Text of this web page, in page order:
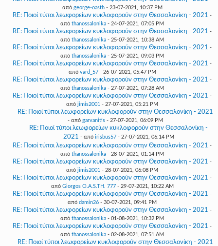
από george-oasth- 23-07-2021, 10:37 PM
RE: Ποιοί τύποι λεωφορείων κυκλοφορούν στην Θεσσαλονίκη - 2021 -
από thanossalonika - 24-07-2021, 07:05 PM
RE: Ποιοί τύποι λεωφορείων κυκλοφορούν στην Θεσσαλονίκη - 2021 -
από thanossalonika - 25-07-2021, 10:38 AM
RE: Ποιοί τύποι λεωφορείων κυκλοφορούν στην Θεσσαλονίκη - 2021 -
από thanossalonika - 25-07-2021, 09:03 PM
RE: Ποιοί τύποι λεωφορείων κυκλοφορούν στην Θεσσαλονίκη - 2021 -
από vard_57- 26-07-2021, 05:47 PM
RE: Ποιοί τύποι λεωφορείων κυκλοφορούν στην Θεσσαλονίκη - 2021 -
από thanossalonika - 27-07-2021, 07:28 AM
RE: Ποιοί τύποι λεωφορείων κυκλοφορούν στην Θεσσαλονίκη - 2021 -
από jimis2001 - 27-07-2021, 05:21 PM
RE: Ποιοί τύποι λεωφορείων κυκλοφορούν στην Θεσσαλονίκη - 2021
- από garvanitis - 27-07-2021, 06:09 PM
RE: Ποιοί τύποι λεωφορείων κυκλοφορούν στην Θεσσαλονίκη -
2021 - από irisbus57- 27-07-2021, 06:14 PM
RE: Ποιοί τύποι λεωφορείων κυκλοφορούν στην Θεσσαλονίκη - 2021 -
από thanossalonika - 28-07-2021, 01:14 PM
RE: Ποιοί τύποι λεωφορείων κυκλοφορούν στην Θεσσαλονίκη - 2021 -
από jimis2001 - 28-07-2021, 06:08 PM
RE: Ποιοί τύποι λεωφορείων κυκλοφορούν στην Θεσσαλονίκη - 2021 -
από Giorgos O.A.S.TH. 777- 29-07-2021, 10:22 AM
RE: Ποιοί τύποι λεωφορείων κυκλοφορούν στην Θεσσαλονίκη - 2021 -
από damin26 - 30-07-2021, 09:41 PM
RE: Ποιοί τύποι λεωφορείων κυκλοφορούν στην Θεσσαλονίκη - 2021 -
από thanossalonika - 01-08-2021, 10:32 PM
RE: Ποιοί τύποι λεωφορείων κυκλοφορούν στην Θεσσαλονίκη - 2021 -
από thanossalonika - 02-08-2021, 07:51 AM
RE: Ποιοί τύποι λεωφορείων κυκλοφορούν στην Θεσσαλονίκη - 2021